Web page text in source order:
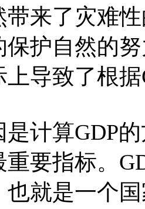
带来了灾难
保护自然的
上导致了根
算GDP的
重要指标。
也就是一个